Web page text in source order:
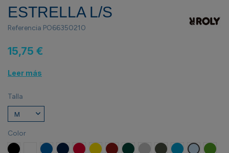
ESTRELLA L/S
Referencia PO66350210
15,75 €
Leer más
Talla
Color
NEGRO BLANCOROYAL MARINOROJO AMARILLOGRANATEVERDE BOTELLA
GRIS VIGORE
PLOMO OSCURO
TURQUESACELESTE